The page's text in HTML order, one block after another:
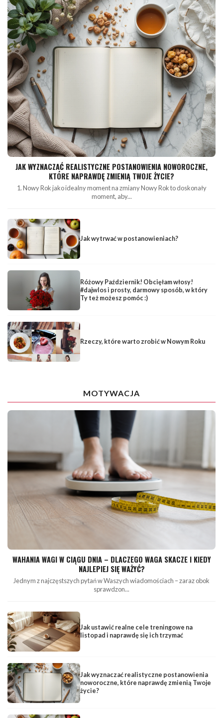
JAK WYZNACZAĆ REALISTYCZNE POSTANOWIENIA NOWOROCZNE,
KTÓRE NAPRAWDĘ ZMIENIĄ TWOJE ŻYCIE?
1. Nowy Rok jako idealny moment na zmiany Nowy Rok to doskonały
moment, aby...
Jak wytrwać w postanowieniach?
Różowy Październik! Obcięłam włosy!
#dajwlos i prosty, darmowy sposób, w który
Ty też możesz pomóc :)
Rzeczy, które warto zrobić w Nowym Roku
MOTYWACJA
WAHANIA WAGI W CIĄGU DNIA – DLACZEGO WAGA SKACZE I KIEDY
NAJLEPIEJ SIĘ WAŻYĆ?
Jednym z najczęstszych pytań w Waszych wiadomościach – zaraz obok
sprawdzon...
Jak ustawić realne cele treningowe na
listopad i naprawdę się ich trzymać
Jak wyznaczać realistyczne postanowienia
noworoczne, które naprawdę zmienią Twoje
życie?